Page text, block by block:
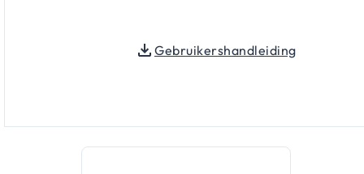
Gebruikershandleiding